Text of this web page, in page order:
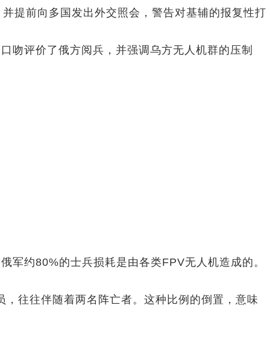
提前向多国发出外交照会，警告对基辅的报复性打
吻评价了俄方阅兵，并强调乌方无人机群的压制
军约80%的士兵损耗是由各类FPV无人机造成的。
往往伴随着两名阵亡者。这种比例的倒置，意味